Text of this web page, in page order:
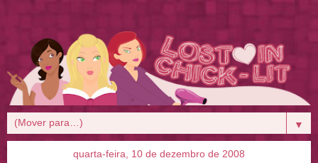
▼
quarta-feira, 10 de dezembro de 2008